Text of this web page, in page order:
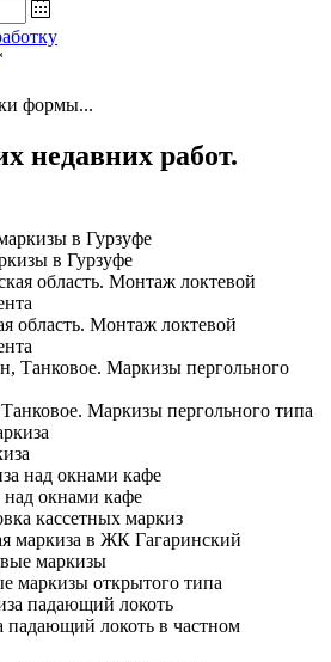
формы...
недавних работ.
в Гурзуфе
область. Монтаж локтевой
Маркизы пергольного типа
над окнами кафе
маркиза в ЖК Гагаринский
маркизы открытого типа
локоть в частном